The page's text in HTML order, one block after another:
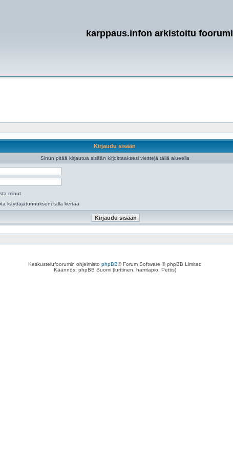
karppaus.infon arkistoitu foorumi
Kirjaudu sisään
Sinun pitää kirjautua sisään kirjoittaaksesi viestejä tällä alueella
minut
käyttäjätunnukseni tällä kertaa
Keskustelufoorumin ohjelmisto phpBB® Forum Software © phpBB Limited
Käännös: phpBB Suomi (lurttinen, harritapio, Pettis)